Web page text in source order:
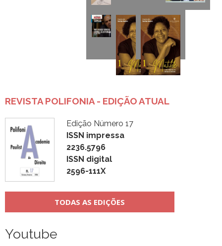
REVISTA POLIFONIA - EDIÇÃO ATUAL
Edição Número 17
ISSN impressa
2236.5796
ISSN digital
2596-111X
TODAS AS EDIÇÕES
Youtube